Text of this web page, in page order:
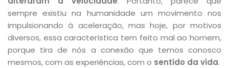
sempre existiu na humanidade um movimento nos
impulsionando à aceleração, mas hoje, por motivos
diversos, essa característica tem feito mal ao homem,
porque tira de nós a conexão que temos conosco
mesmos, com as experiências, com o sentido da vida.